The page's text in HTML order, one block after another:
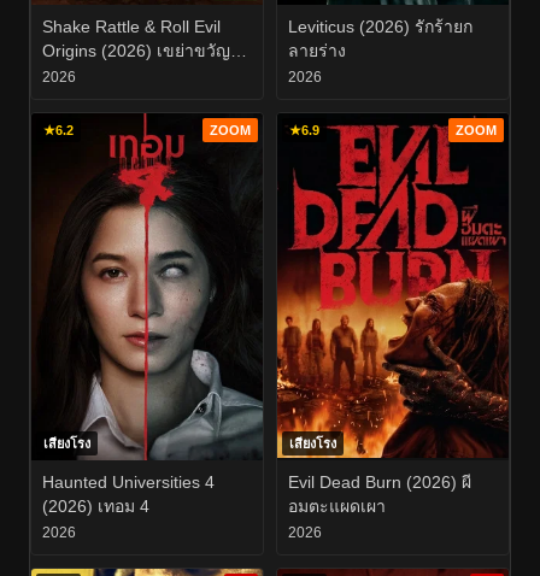
Shake Rattle & Roll Evil
Origins (2026) เขย่าขวัญ
สั่นผวา ที่มาแห่งความชั่วร้าย
2026
Leviticus (2026) รักร้ายก
ลายร่าง
2026
★6.2 ZOOM
เสียงโรง
Haunted Universities 4
(2026) เทอม 4
2026
★6.9 ZOOM
เสียงโรง
Evil Dead Burn (2026) ผี
อมตะแผดเผา
2026